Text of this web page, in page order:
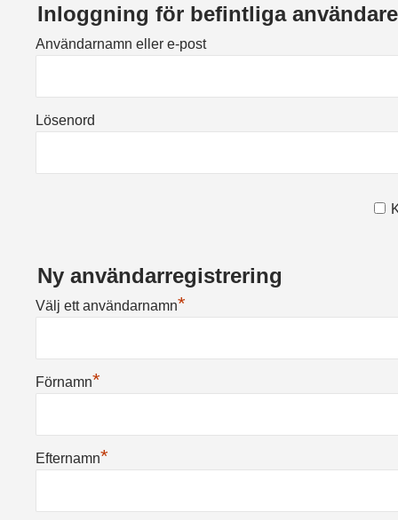
Inloggning för befintliga användare
Användarnamn eller e-post
Lösenord
Ny användarregistrering
Välj ett användarnamn*
Förnamn*
Efternamn*